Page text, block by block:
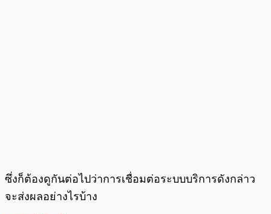
ซึ่งก็ต้องดูกันต่อไปว่าการเชื่อมต่อระบบบริการดังกล่าว
จะส่งผลอย่างไรบ้าง